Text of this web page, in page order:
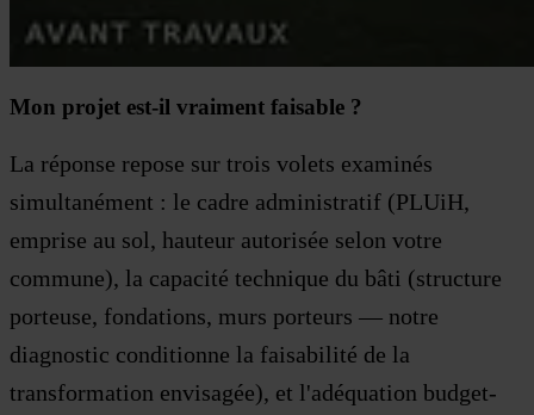
Mon projet est-il vraiment faisable ?
La réponse repose sur trois volets examinés
simultanément : le cadre administratif (PLUiH,
emprise au sol, hauteur autorisée selon votre
commune), la capacité technique du bâti (structure
porteuse, fondations, murs porteurs — notre
diagnostic conditionne la faisabilité de la
transformation envisagée), et l'adéquation budget-